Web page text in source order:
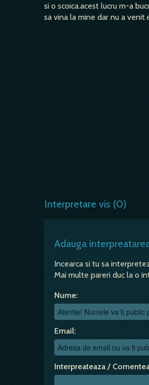
si o scoica.acest lucru m-a
sa vina la mine dar nu a
Interpretare vis (0)
Adauga
Incearca si tu sa
Mai multe pareri duc la o
Nume:
Email:
Interpreateaza /